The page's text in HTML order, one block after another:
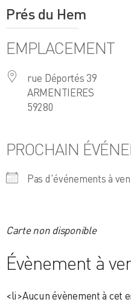
Prés du Hem
EMPLACEMENT
rue Déportés 39
ARMENTIERES
59280
PROCHAIN
Pas d'événements à
Carte non disponible
Évènement à
<li>Aucun évènement à cet